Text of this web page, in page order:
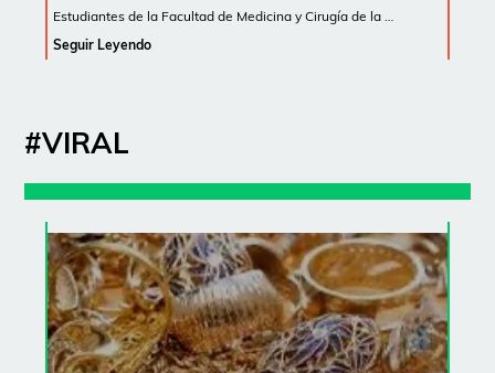
Estudiantes de la Facultad de Medicina y Cirugía de la …
Seguir Leyendo
#VIRAL